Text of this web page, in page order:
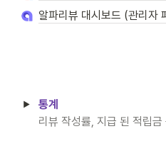
알파리뷰 대시보드 (관리자
통계
리뷰 작성률, 지급 된 적립금